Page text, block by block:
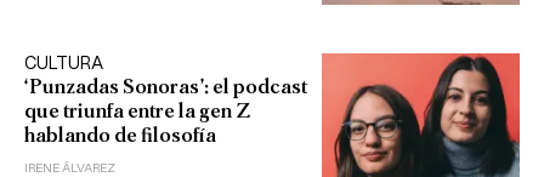
CULTURA
‘Punzadas Sonoras’: el podcast
que triunfa entre la gen Z
hablando de filosofía
IRENE ÁLVAREZ